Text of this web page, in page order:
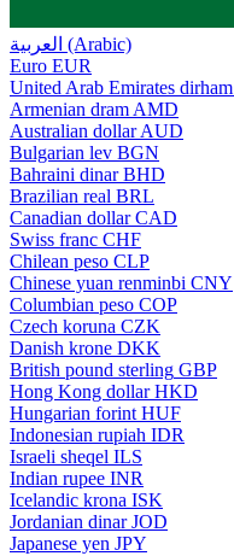
العربية (Arabic)
Euro EUR
United Arab Emirates dirham
Armenian dram AMD
Australian dollar AUD
Bulgarian lev BGN
Bahraini dinar BHD
Brazilian real BRL
Canadian dollar CAD
Swiss franc CHF
Chilean peso CLP
Chinese yuan renminbi CNY
Columbian peso COP
Czech koruna CZK
Danish krone DKK
British pound sterling GBP
Hong Kong dollar HKD
Hungarian forint HUF
Indonesian rupiah IDR
Israeli sheqel ILS
Indian rupee INR
Icelandic krona ISK
Jordanian dinar JOD
Japanese yen JPY